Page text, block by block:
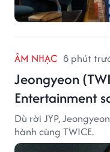
ÂM NHẠC 8 phút
Jeongyeon
Entertainment
Dù rời JYP,
hành cùng TWICE.